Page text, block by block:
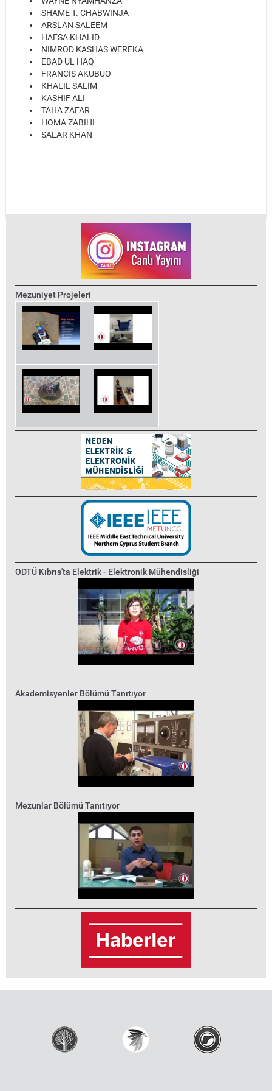
SHAME T. CHABWINJA
ARSLAN SALEEM
HAFSA KHALID
NIMROD KASHAS WEREKA
EBAD UL HAQ
FRANCIS AKUBUO
KHALIL SALIM
KASHIF ALI
TAHA ZAFAR
HOMA ZABIHI
SALAR KHAN
Mezuniyet Projeleri
ODTÜ Kıbrıs'ta Elektrik - Elektronik Mühendisliği
Akademisyenler Bölümü Tanıtıyor
Mezunlar Bölümü Tanıtıyor